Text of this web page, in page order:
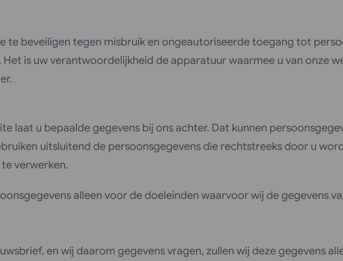
te beveiligen tegen misbruik en ongeautoriseerde toegang tot
Het is uw verantwoordelijkheid de apparatuur waarmee u van onze
laat u bepaalde gegevens bij ons achter. Dat kunnen
uitsluitend de persoonsgegevens die rechtstreeks door u
verwerken.
alleen voor de doeleinden waarvoor wij de gegevens
en wij daarom gegevens vragen, zullen wij deze gegevens